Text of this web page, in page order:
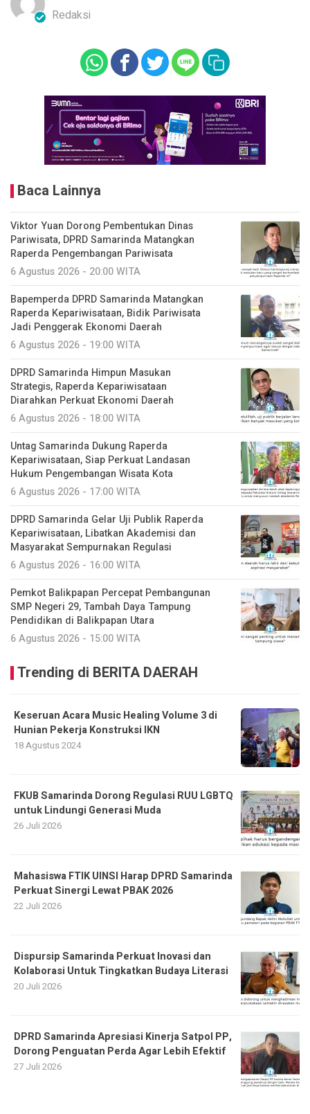
Redaksi
Baca Lainnya
Viktor Yuan Dorong Pembentukan Dinas
Pariwisata, DPRD Samarinda Matangkan
Raperda Pengembangan Pariwisata
6 Agustus 2026 - 20:00 WITA
Bapemperda DPRD Samarinda Matangkan
Raperda Kepariwisataan, Bidik Pariwisata
Jadi Penggerak Ekonomi Daerah
6 Agustus 2026 - 19:00 WITA
DPRD Samarinda Himpun Masukan
Strategis, Raperda Kepariwisataan
Diarahkan Perkuat Ekonomi Daerah
6 Agustus 2026 - 18:00 WITA
Untag Samarinda Dukung Raperda
Kepariwisataan, Siap Perkuat Landasan
Hukum Pengembangan Wisata Kota
6 Agustus 2026 - 17:00 WITA
DPRD Samarinda Gelar Uji Publik Raperda
Kepariwisataan, Libatkan Akademisi dan
Masyarakat Sempurnakan Regulasi
6 Agustus 2026 - 16:00 WITA
Pemkot Balikpapan Percepat Pembangunan
SMP Negeri 29, Tambah Daya Tampung
Pendidikan di Balikpapan Utara
6 Agustus 2026 - 15:00 WITA
Trending di BERITA DAERAH
Keseruan Acara Music Healing Volume 3 di
Hunian Pekerja Konstruksi IKN
18 Agustus 2024
FKUB Samarinda Dorong Regulasi RUU LGBTQ
untuk Lindungi Generasi Muda
26 Juli 2026
Mahasiswa FTIK UINSI Harap DPRD Samarinda
Perkuat Sinergi Lewat PBAK 2026
22 Juli 2026
Dispursip Samarinda Perkuat Inovasi dan
Kolaborasi Untuk Tingkatkan Budaya Literasi
20 Juli 2026
DPRD Samarinda Apresiasi Kinerja Satpol PP,
Dorong Penguatan Perda Agar Lebih Efektif
27 Juli 2026